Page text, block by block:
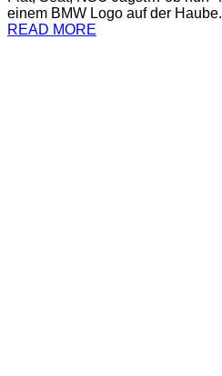
einem BMW Logo auf der Haube.
READ MORE